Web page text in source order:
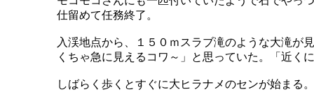
仕留めて任務終了。
入渓地点から、１５０ｍスラブ滝のような大滝が
くちゃ急に見えるコワ～」と思っていた。「近く
しばらく歩くとすぐに大ヒラナメのセンが始まる